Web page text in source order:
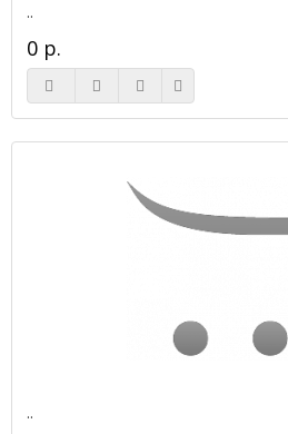
..
0 р.
..